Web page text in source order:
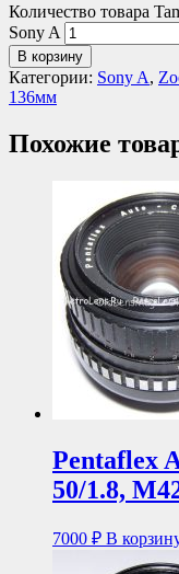
Количество товара
Sony A
В корзину
Категории: Sony A,
136мм
Похожие
Pentaflex
50/1.8,
7000 ₽ В